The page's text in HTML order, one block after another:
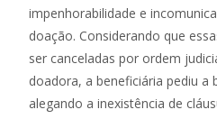
impenhorabilidade e
doação. Considerando que
ser canceladas por ordem
doadora, a beneficiária pediu a
alegando a inexistência de